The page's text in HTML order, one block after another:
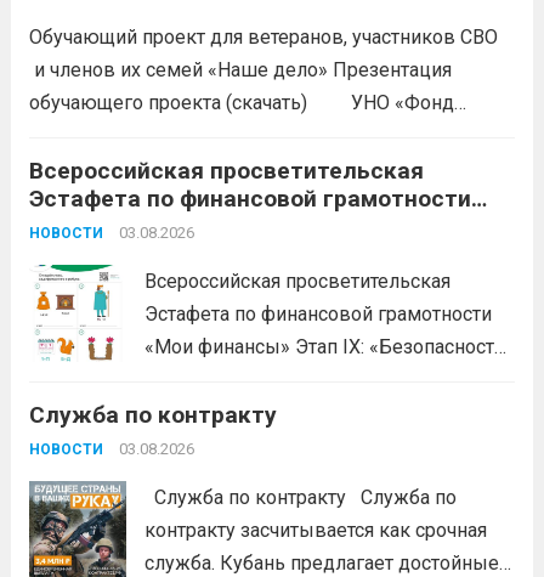
Обучающий проект для ветеранов, участников СВО
и членов их семей «Наше дело» Презентация
обучающего проекта (скачать) УНО «Фонд
продолжается прием заявок на бесплатное участие в
обучающем проекте «Наше дело». Обучение
ориентировано на ветеранов боевых...
Всероссийская просветительская
Эстафета по финансовой грамотности
«Мои финансы»
НОВОСТИ 03.08.2026
Всероссийская просветительская
Эстафета по финансовой грамотности
«Мои финансы» Этап IX: «Безопасность
портале: моифинансы.рф
#ЭстафетаМоиФинансы
Служба по контракту
НОВОСТИ 03.08.2026
Служба по контракту Служба по
контракту засчитывается как срочная
служба. Кубань предлагает достойные